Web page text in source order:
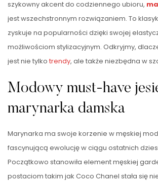
szykowny akcent do codziennego ubioru,
jest wszechstronnym rozwiązaniem. To
zyskuje na popularności dzięki swojej
możliwościom stylizacyjnym. Odkryjmy,
jest nie tylko trendy, ale także niezbędna w
Modowy must-have
marynarka damska
Marynarka ma swoje korzenie w męskiej
fascynującą ewolucję w ciągu ostatnich
Początkowo stanowiła element męskiej
postaciom takim jak Coco Chanel stała się